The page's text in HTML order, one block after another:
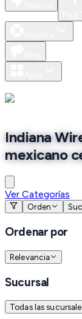
Indiana
mexicano
Ver Categorías
Orden
Ordenar por
Relevancia
Sucursal
Todas las